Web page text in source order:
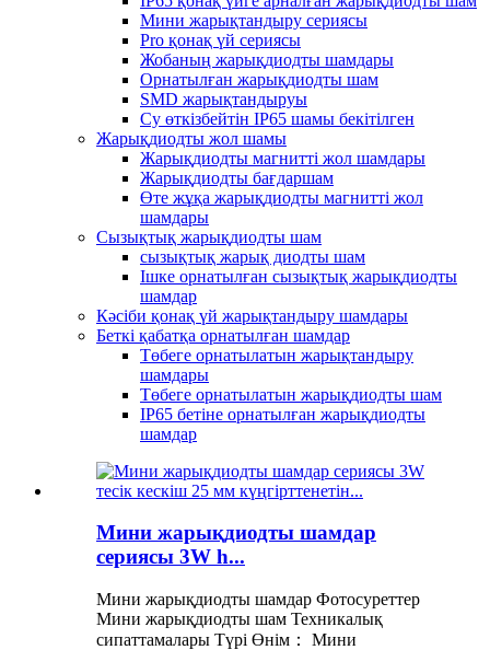
Мини жарықтандыру сериясы
Pro қонақ үй сериясы
Жобаның жарықдиодты шамдары
Орнатылған жарықдиодты шам
SMD жарықтандыруы
Су өткізбейтін IP65 шамы бекітілген
Жарықдиодты жол шамы
Жарықдиодты магнитті жол шамдары
Жарықдиодты бағдаршам
Өте жұқа жарықдиодты магнитті жол
шамдары
Сызықтық жарықдиодты шам
сызықтық жарық диодты шам
Ішке орнатылған сызықтық жарықдиодты
шамдар
Кәсіби қонақ үй жарықтандыру шамдары
Беткі қабатқа орнатылған шамдар
Төбеге орнатылатын жарықтандыру
шамдары
Төбеге орнатылатын жарықдиодты шам
IP65 бетіне орнатылған жарықдиодты
шамдар
Мини жарықдиодты шамдар
сериясы 3W h...
Мини жарықдиодты шамдар Фотосуреттер
Мини жарықдиодты шам Техникалық
сипаттамалары Түрі Өнім： Мини